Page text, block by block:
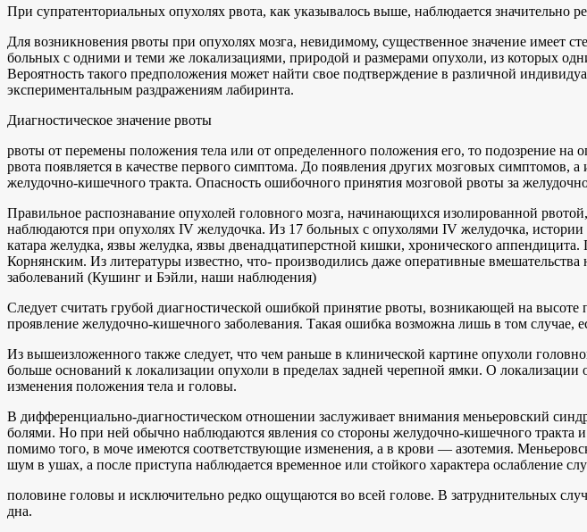
При супратенториальных опухолях рвота, как указывалось выше, наблюдается значительно
Для возникновения рвоты при опухолях мозга, невидимому, существенное значение имеет
больных с одними и теми же локализациями, природой и размерами опухоли, из которых
Вероятность такого предположения может найти свое подтверждение в различной
экспериментальным раздражениям лабиринта.
Диагностическое значение рвоты
рвоты от перемены положения тела или от определенного положения его, то подозрение на
рвота появляется в качестве первого симптома. До появления других мозговых симптомов,
желудочно-кишечного тракта. Опасность ошибочного принятия мозговой рвоты за
Правильное распознавание опухолей головного мозга, начинающихся изолированной
наблюдаются при опухолях IV желудочка. Из 17 больных с опухолями IV желудочка,
катара желудка, язвы желудка, язвы двенадцатиперстной кишки, хронического
Корнянским. Из литературы известно, что- производились даже оперативные
заболеваний (Кушинг и Бэйли, наши наблюдения)
Следует считать грубой диагностической ошибкой принятие рвоты, возникающей на
проявление желудочно-кишечного заболевания. Такая ошибка возможна лишь в том
Из вышеизложенного также следует, что чем раньше в клинической картине опухоли
больше оснований к локализации опухоли в пределах задней черепной ямки. О локализации
изменения положения тела и головы.
В дифференциально-диагностическом отношении заслуживает внимания меньеровский
болями. Но при ней обычно наблюдаются явления со стороны желудочно-кишечного тракта
помимо того, в моче имеются соответствующие изменения, а в крови — азотемия.
шум в ушах, а после приступа наблюдается временное или стойкого характера ослабление
половине головы и исключительно редко ощущаются во всей голове. В затруднительных
дна.